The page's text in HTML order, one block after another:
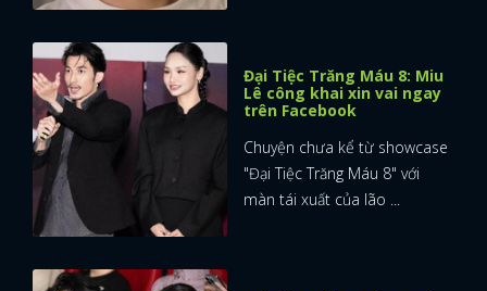
Đại Tiệc Trăng Máu 8: Miu
Lê công khai xin vai ngay
trên Facebook
Chuyện chưa kể từ showcase
"Đại Tiệc Trăng Máu 8" với
màn tái xuất của lão ...